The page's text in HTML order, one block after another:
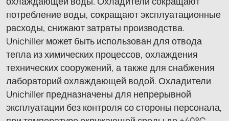
потребление воды, сокращают эксплуатационные
расходы, снижают затраты производства.
Unichiller может быть использован для отвода
тепла из химических процессов, охлаждения
технических сооружений, а также для снабжения
лабораторий охлаждающей водой. Охладители
Unichiller предназначены для непрерывной
эксплуатации без контроля со стороны персонала,